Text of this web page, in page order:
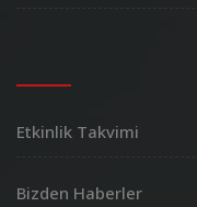
Etkinlik Takvimi
Bizden Haberler